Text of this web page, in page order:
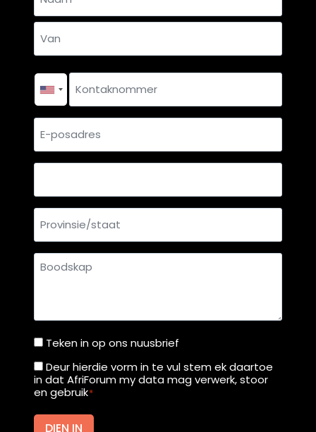
Naam
Kontaknommer
posadres
Provinsie/staat
Boodskap
Teken
in
op
ons
nuusbrief
Teken in op ons nuusbrief
Deur
hierdie
Deur hierdie vorm in te vul stem ek daartoe
in dat AfriForum my data mag verwerk, stoor
en gebruik*
DIEN IN